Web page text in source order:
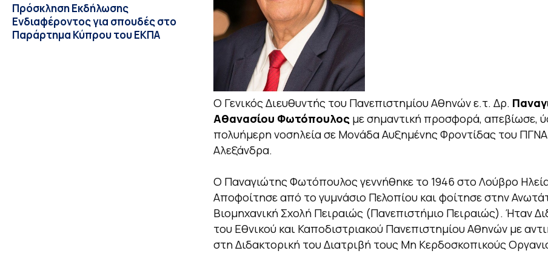
Πρόσκληση Εκδήλωσης
Ενδιαφέροντος για σπουδές στο
Παράρτημα Κύπρου του ΕΚΠΑ
Ο Γενικός Διευθυντής του Πανεπιστημίου Αθηνών ε.τ. Δρ.
Αθανασίου Φωτόπουλος με σημαντική προσφορά, απεβίωσε,
πολυήμερη νοσηλεία σε Μονάδα Αυξημένης Φροντίδας του ΠΓΝΑ
Αλεξάνδρα.
Ο Παναγιώτης Φωτόπουλος γεννήθηκε το 1946 στο Λούβρο
Αποφοίτησε από το γυμνάσιο Πελοπίου και φοίτησε στην
Βιομηχανική Σχολή Πειραιώς (Πανεπιστήμιο Πειραιώς). Ήταν
του Εθνικού και Καποδιστριακού Πανεπιστημίου Αθηνών με
στη Διδακτορική του Διατριβή τους Μη Κερδοσκοπικούς